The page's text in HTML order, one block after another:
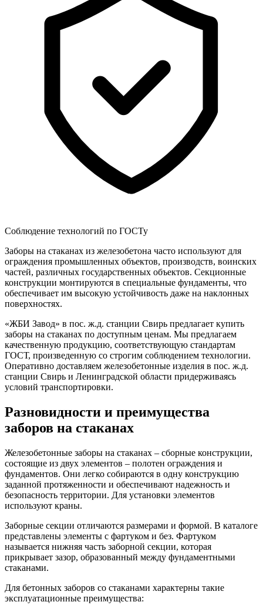
Соблюдение технологий по ГОСТу
Заборы на стаканах из железобетона часто используют для
ограждения промышленных объектов, производств, воинских
частей, различных государственных объектов. Секционные
конструкции монтируются в специальные фундаменты, что
обеспечивает им высокую устойчивость даже на наклонных
поверхностях.
«ЖБИ Завод» в пос. ж.д. станции Свирь предлагает купить
заборы на стаканах по доступным ценам. Мы предлагаем
качественную продукцию, соответствующую стандартам
ГОСТ, произведенную со строгим соблюдением технологии.
Оперативно доставляем железобетонные изделия в пос. ж.д.
станции Свирь и Ленинградской области придерживаясь
условий транспортировки.
Разновидности и преимущества
заборов на стаканах
Железобетонные заборы на стаканах – сборные конструкции,
состоящие из двух элементов – полотен ограждения и
фундаментов. Они легко собираются в одну конструкцию
заданной протяженности и обеспечивают надежность и
безопасность территории. Для установки элементов
используют краны.
Заборные секции отличаются размерами и формой. В каталоге
представлены элементы с фартуком и без. Фартуком
называется нижняя часть заборной секции, которая
прикрывает зазор, образованный между фундаментными
стаканами.
Для бетонных заборов со стаканами характерны такие
эксплуатационные преимущества: